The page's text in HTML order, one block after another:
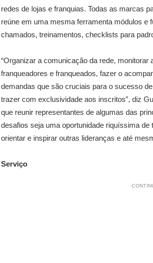
redes de lojas e franquias. Todas as marcas
reúne em uma mesma ferramenta módulos e
chamados, treinamentos, checklists para
“Organizar a comunicação da rede,
franqueadores e franqueados, fazer o
demandas que são cruciais para o sucesso
trazer com exclusividade aos inscritos”, diz
que reunir representantes de algumas das
desafios seja uma oportunidade riquíssima
orientar e inspirar outras lideranças e até
Serviço